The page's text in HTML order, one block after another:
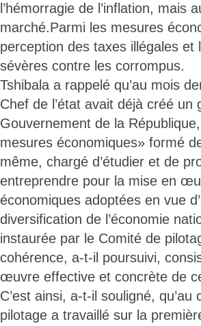
l’hémorragie de l’inflation, mais
marché.Parmi les mesures
perception des taxes illégales
sévères contre les corrompus.
Tshibala a rappelé qu’au mois
Chef de l’état avait déjà créé
Gouvernement de la
mesures économiques» formé
même, chargé d’étudier et de
entreprendre pour la mise en
économiques adoptées en vue
diversification de l’économie
instaurée par le Comité de
cohérence, a-t-il poursuivi,
œuvre effective et concrète de
C’est ainsi, a-t-il souligné,
pilotage a travaillé sur la